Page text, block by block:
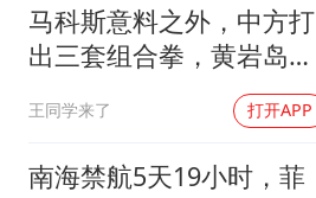
马科斯意料之外，中方打
出三套组合拳，黄岩岛将
王同学来了 打开APP
南海禁航5天19小时，菲